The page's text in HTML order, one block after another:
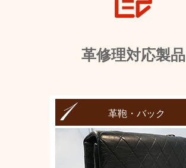
革修理対応製品
革鞄・バック